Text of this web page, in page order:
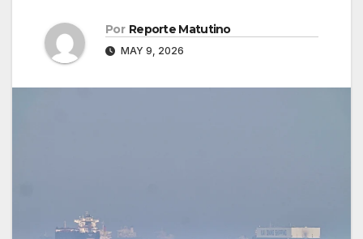
Por Reporte Matutino
MAY 9, 2026